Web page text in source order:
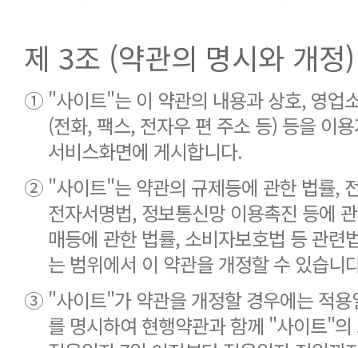
제 3조 (약관의 명시와 개정)
① "사이트"는 이 약관의 내용과 상호, 영업
(전화, 팩스, 전자우 편 주소 등) 등을 이
서비스화면에 게시합니다.
② "사이트"는 약관의 규제등에 관한 법률,
전자서명법, 정보통신망 이용촉진 등에
매등에 관한 법률, 소비자보호법 등 관련
는 범위에서 이 약관을 개정할 수 있습니
③ "사이트"가 약관을 개정할 경우에는 적
를 명시하여 현행약관과 함께 "사이트"